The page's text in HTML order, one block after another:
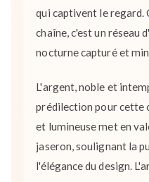
qui captivent le regard.
chaîne, c'est un réseau
nocturne capturé et
L'argent, noble et
prédilection pour cette
et lumineuse met en
jaseron, soulignant la
l'élégance du design.